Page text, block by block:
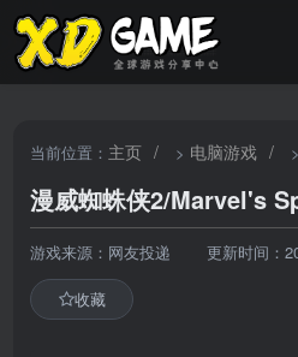
当前位置： 主页 / > 电脑游戏 /
漫威蜘蛛侠2/Marvel's
游戏来源：网友投递 更新时间：
收藏